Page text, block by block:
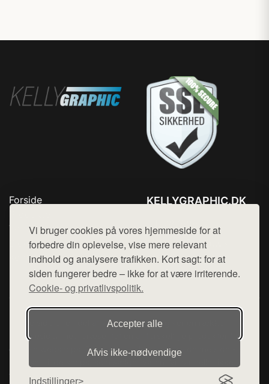
Vi bruger cookies på vores hjemmeside for at
forbedre din oplevelse, vise mere relevant
indhold og analysere trafikken. Kort sagt: for at
siden fungerer bedre – ikke for at være irriterende.
Cookie- og privatlivspolitik.
Accepter alle
Afvis ikke‑nødvendige
Indstillinger
Forside
Top Rabatter
Blog
Kontakt
KELLYGRAPHIC.DK
Mail: hej@want.dk
Cookie- og privatlivspolitik
Denne side er en del af want.dk, der udgiver en række
hjemmesider med præsentation af forskellige produkter fra
diverse webshops. Der sælges ikke varer fra denne side - vi
varerne på lager.